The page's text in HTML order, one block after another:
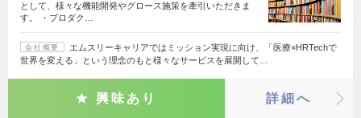
として、様々な機能開発やグロース施策を牽引いただきま
す。 ・プロダク…
会社概要
エムスリーキャリアではミッション実現に向け、「医療×HRTechで
世界を変える」という理念のもと様々なサービスを展開して…
興味あり 詳細へ